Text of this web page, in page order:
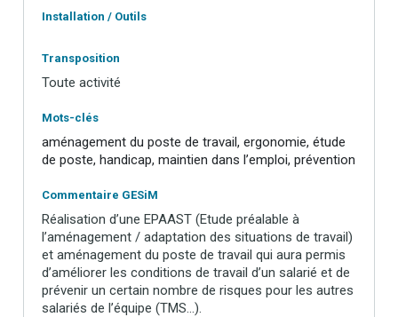
Installation / Outils
Transposition
Toute activité
Mots-clés
aménagement du poste de travail, ergonomie, étude
de poste, handicap, maintien dans l’emploi, prévention
Commentaire GESiM
Réalisation d’une EPAAST (Etude préalable à
l’aménagement / adaptation des situations de travail)
et aménagement du poste de travail qui aura permis
d’améliorer les conditions de travail d’un salarié et de
prévenir un certain nombre de risques pour les autres
salariés de l’équipe (TMS…).